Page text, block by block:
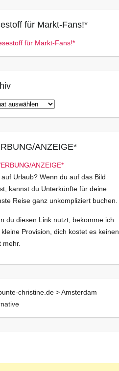
für Markt-Fans!*
ANZEIGE*
auf Urlaub? Wenn du auf das Bild
kannst du Unterkünfte für deine
Reise ganz unkompliziert buchen.
du diesen Link nutzt, bekomme ich
Provision, dich kostet es keinen
mehr.
christine.de >Amsterdam